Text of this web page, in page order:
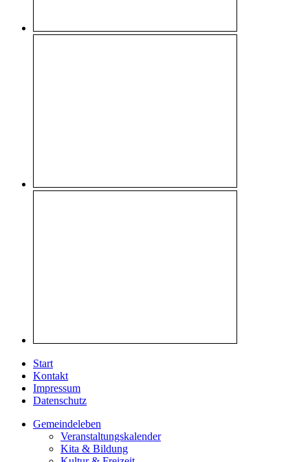
Start
Kontakt
Impressum
Datenschutz
Gemeindeleben
Veranstaltungskalender
Kita & Bildung